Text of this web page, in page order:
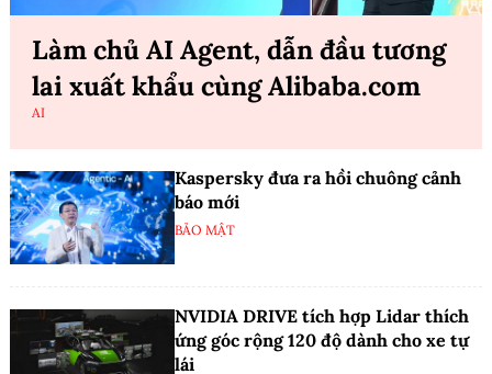
Làm chủ AI Agent, dẫn đầu tương
lai xuất khẩu cùng Alibaba.com
AI
Kaspersky đưa ra hồi chuông cảnh
báo mới
BẢO MẬT
NVIDIA DRIVE tích hợp Lidar thích
ứng góc rộng 120 độ dành cho xe tự
lái